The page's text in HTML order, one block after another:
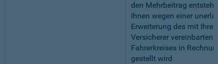
den Mehrbeitrag
Ihnen wegen einer
Erweiterung des mit
Versicherer vereinbarten
Fahrerkreises in
gestellt wird